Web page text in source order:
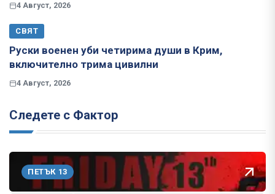
4 Август, 2026
СВЯТ
Руски военен уби четирима души в Крим,
включително трима цивилни
4 Август, 2026
Следете с Фактор
ПЕТЪК 13